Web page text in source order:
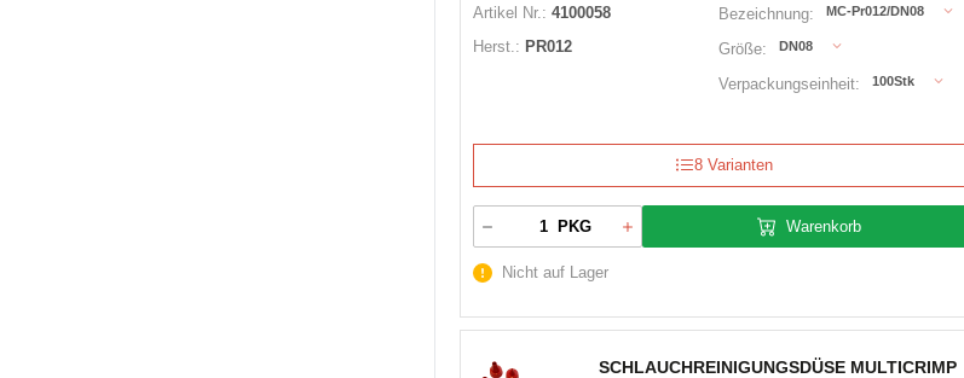
Artikel Nr.: 4100058
Herst.: PR012
Bezeichnung: MC-Pr012/DN08
Größe: DN08
Verpackungseinheit: 100Stk
8 Varianten
PKG Warenkorb
Nicht auf Lager
SCHLAUCHREINIGUNGSDÜSE MULTICRIMP